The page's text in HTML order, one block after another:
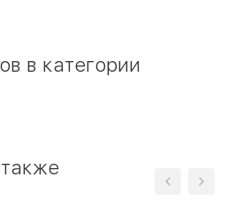
в категории